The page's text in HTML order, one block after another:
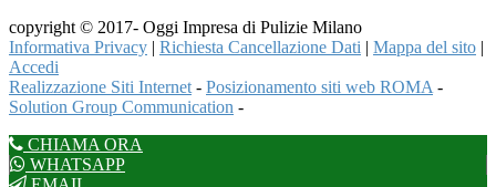
copyright © 2017- Oggi Impresa di Pulizie Milano
Informativa Privacy | Richiesta Cancellazione Dati | Mappa del sito |
Accedi
Realizzazione Siti Internet - Posizionamento siti web ROMA -
Solution Group Communication -
CHIAMA ORA
WHATSAPP